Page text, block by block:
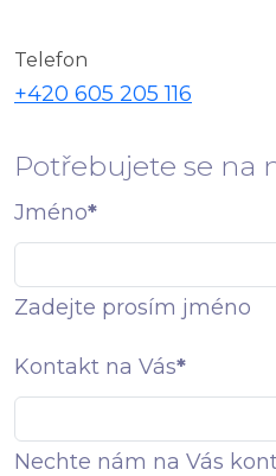
Telefon
+420 605 205 116
Potřebujete se na
Jméno*
Zadejte prosím jméno
Kontakt na Vás*
Nechte nám na Vás